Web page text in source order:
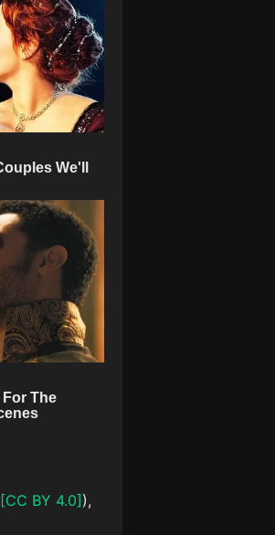
[CC BY 4.0] ),